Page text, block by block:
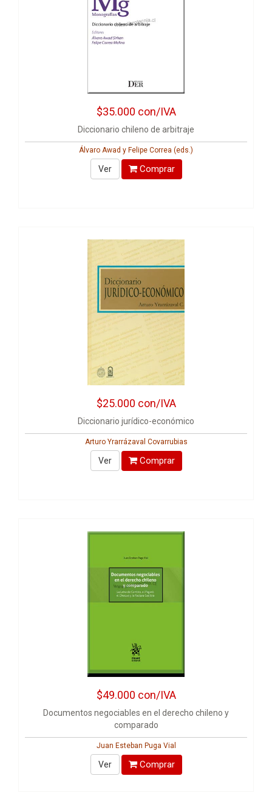
$35.000 con/IVA
Diccionario chileno de arbitraje
Álvaro Awad y Felipe Correa (eds.)
Ver Comprar
$25.000 con/IVA
Diccionario jurídico-económico
Arturo Yrarrázaval Covarrubias
Ver Comprar
$49.000 con/IVA
Documentos negociables en el derecho chileno y
comparado
Juan Esteban Puga Vial
Ver Comprar